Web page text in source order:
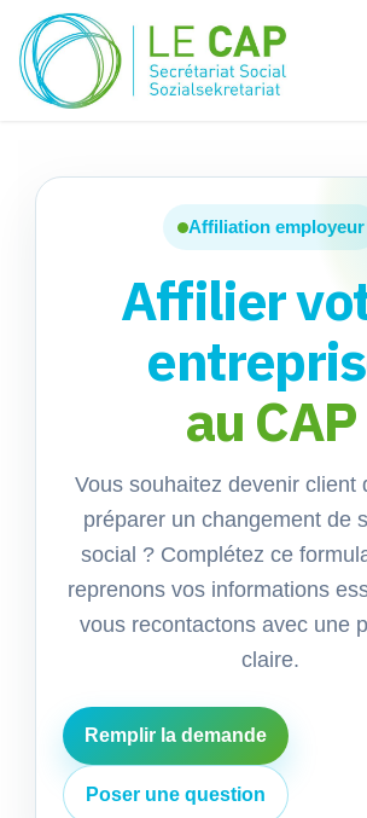
Zum Inhalt springen
Affiliation employeur
Affilier
au CAP
Vous souhaitez devenir client
préparer un changement de
social ? Complétez ce
reprenons vos informations
vous recontactons avec une
claire.
Remplir la demande
Poser une question